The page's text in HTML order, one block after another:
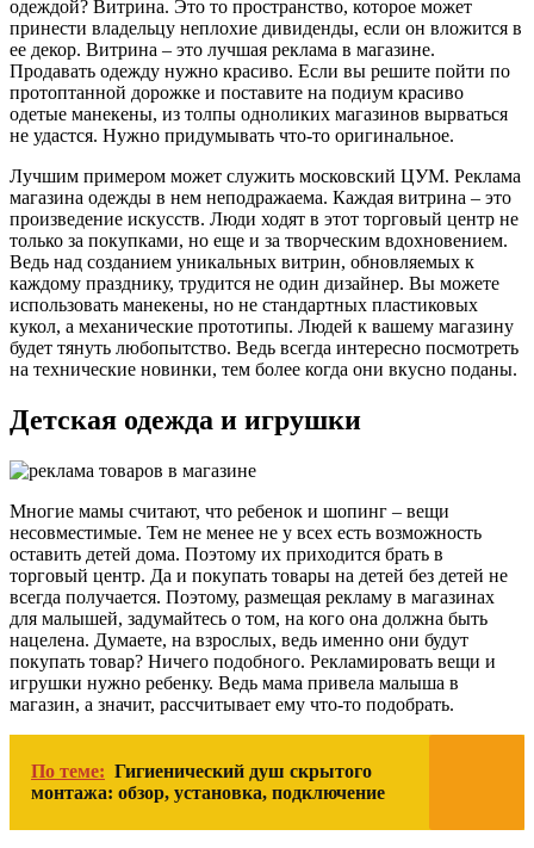
одеждой? Витрина. Это то пространство, которое может
принести владельцу неплохие дивиденды, если он вложится в
ее декор. Витрина – это лучшая реклама в магазине.
Продавать одежду нужно красиво. Если вы решите пойти по
протоптанной дорожке и поставите на подиум красиво
одетые манекены, из толпы одноликих магазинов вырваться
не удастся. Нужно придумывать что-то оригинальное.
Лучшим примером может служить московский ЦУМ. Реклама
магазина одежды в нем неподражаема. Каждая витрина – это
произведение искусств. Люди ходят в этот торговый центр не
только за покупками, но еще и за творческим вдохновением.
Ведь над созданием уникальных витрин, обновляемых к
каждому празднику, трудится не один дизайнер. Вы можете
использовать манекены, но не стандартных пластиковых
кукол, а механические прототипы. Людей к вашему магазину
будет тянуть любопытство. Ведь всегда интересно посмотреть
на технические новинки, тем более когда они вкусно поданы.
Детская одежда и игрушки
Многие мамы считают, что ребенок и шопинг – вещи
несовместимые. Тем не менее не у всех есть возможность
оставить детей дома. Поэтому их приходится брать в
торговый центр. Да и покупать товары на детей без детей не
всегда получается. Поэтому, размещая рекламу в магазинах
для малышей, задумайтесь о том, на кого она должна быть
нацелена. Думаете, на взрослых, ведь именно они будут
покупать товар? Ничего подобного. Рекламировать вещи и
игрушки нужно ребенку. Ведь мама привела малыша в
магазин, а значит, рассчитывает ему что-то подобрать.
По теме: Гигиенический душ скрытого
монтажа: обзор, установка, подключение